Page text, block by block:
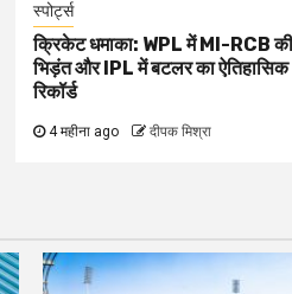
स्पोर्ट्स
क्रिकेट धमाका: WPL में MI-RCB की
भिड़ंत और IPL में बटलर का ऐतिहासिक
रिकॉर्ड
4 महीना ago दीपक मिश्रा